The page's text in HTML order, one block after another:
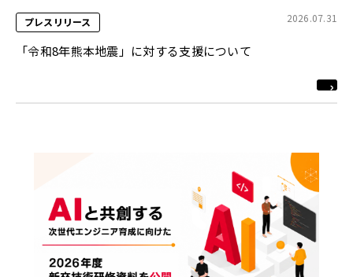
プレスリリース 2026.07.31
「令和8年熊本地震」に対する支援について